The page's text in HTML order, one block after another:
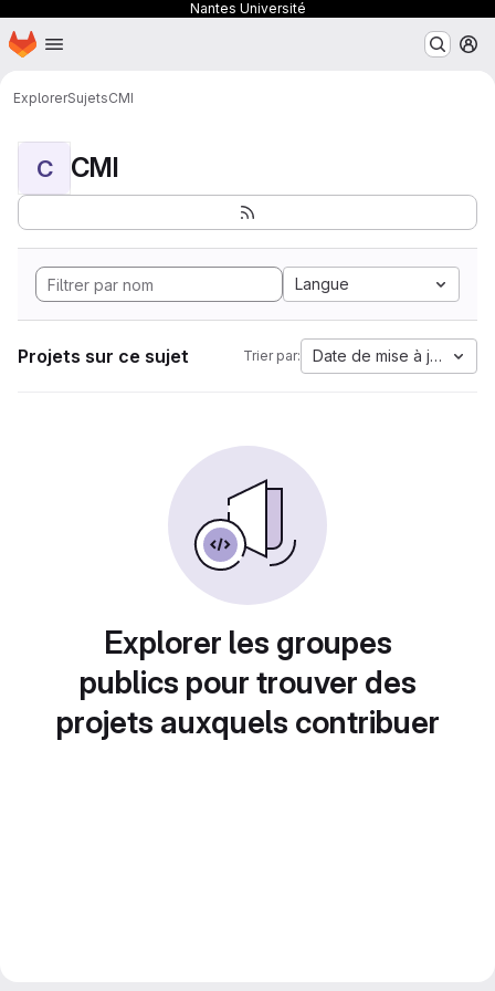
Nantes Université
Passer au contenu principal
Page d'accueil
ExplorerSujetsCMI
C CMI
Langue
Projets sur ce sujet Trier par: Date de mise à jour
Explorer les groupes
publics pour trouver des
projets auxquels contribuer